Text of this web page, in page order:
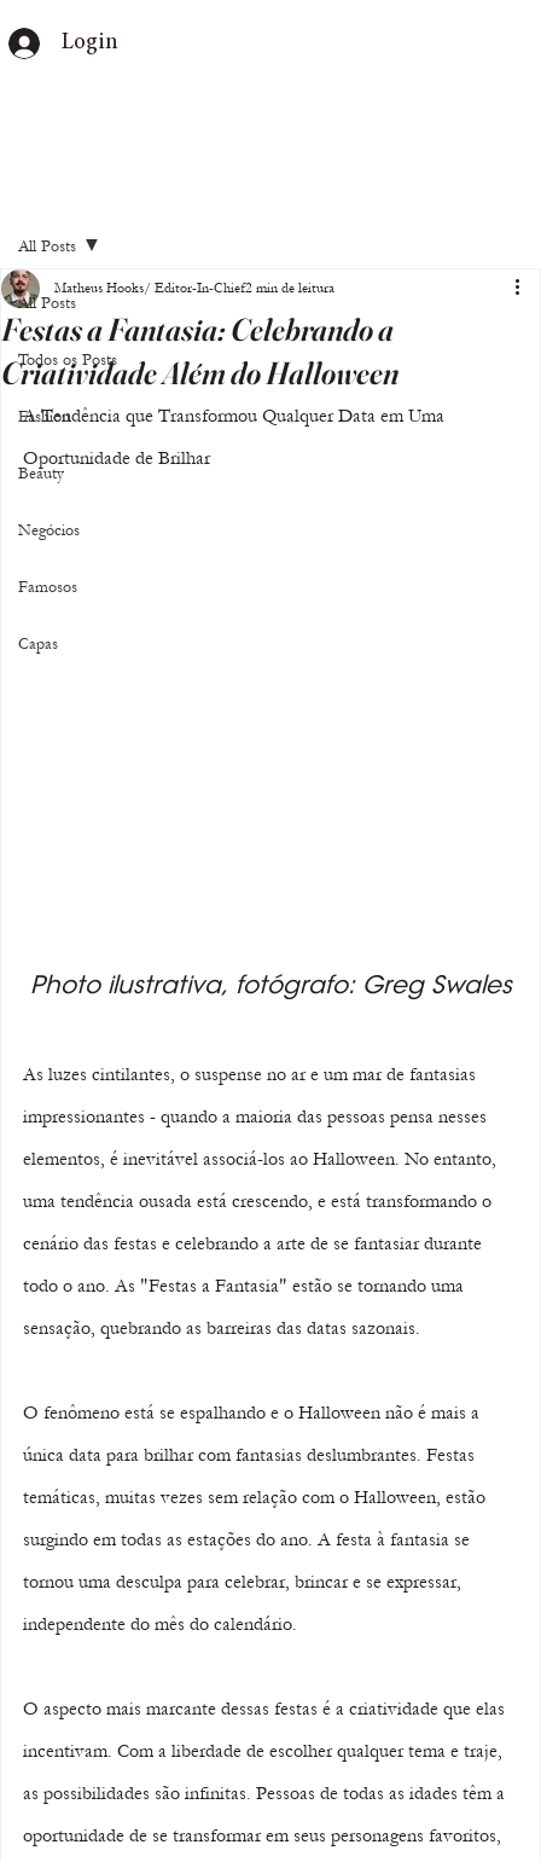
Login
All Posts
Todos os Posts
Fashion
Beauty
Negócios
Famosos
Capas
All Posts
Festas a Fantasia: Celebrando a
Criatividade Além do Halloween
Matheus Hooks/ Editor-In-Chief2 min de leitura
A Tendência que Transformou Qualquer Data em Uma
Oportunidade de Brilhar
Photo ilustrativa, fotógrafo: Greg Swales
As luzes cintilantes, o suspense no ar e um mar de fantasias
impressionantes - quando a maioria das pessoas pensa nesses
elementos, é inevitável associá-los ao Halloween. No entanto,
uma tendência ousada está crescendo, e está transformando o
cenário das festas e celebrando a arte de se fantasiar durante
todo o ano. As "Festas a Fantasia" estão se tornando uma
sensação, quebrando as barreiras das datas sazonais.
O fenômeno está se espalhando e o Halloween não é mais a
única data para brilhar com fantasias deslumbrantes. Festas
temáticas, muitas vezes sem relação com o Halloween, estão
surgindo em todas as estações do ano. A festa à fantasia se
tornou uma desculpa para celebrar, brincar e se expressar,
independente do mês do calendário.
O aspecto mais marcante dessas festas é a criatividade que elas
incentivam. Com a liberdade de escolher qualquer tema e traje,
as possibilidades são infinitas. Pessoas de todas as idades têm a
oportunidade de se transformar em seus personagens favoritos,